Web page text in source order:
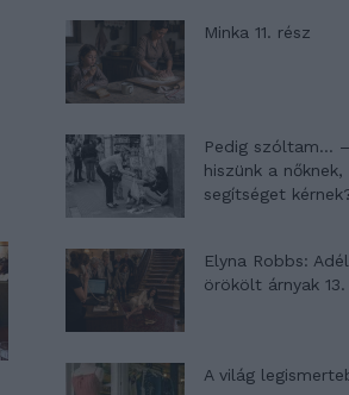
Minka 11. rész
Pedig szóltam…
hiszünk a
segítséget
Elyna Robbs:
örökölt árnyak 13.
A világ